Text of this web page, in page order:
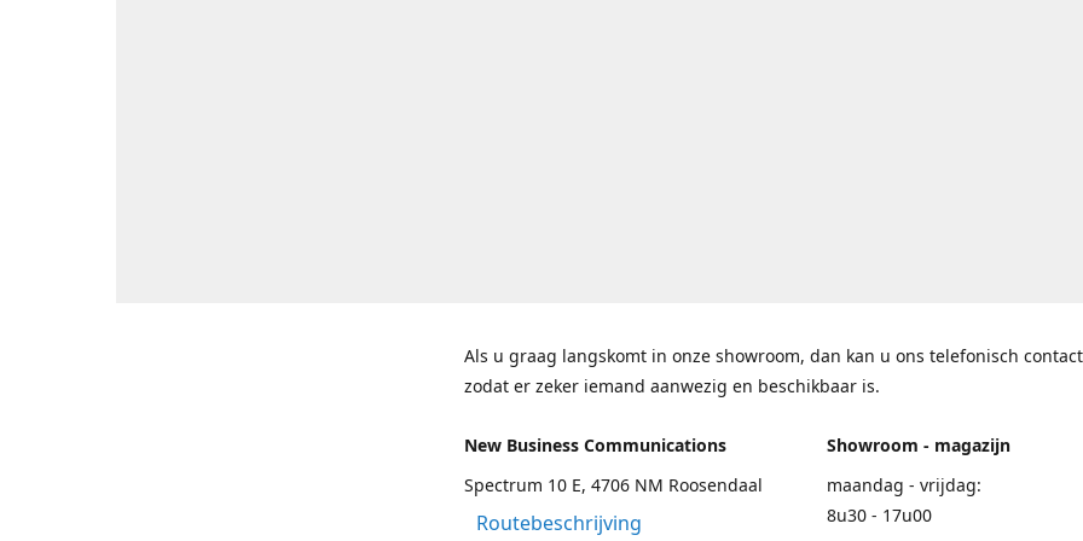
Als u graag langskomt in onze showroom, dan kan u ons telefonisch
zodat er zeker iemand aanwezig en beschikbaar is.
New Business Communications
Spectrum 10 E, 4706 NM Roosendaal
Routebeschrijving
Showroom - magazijn
maandag - vrijdag:
8u30 - 17u00